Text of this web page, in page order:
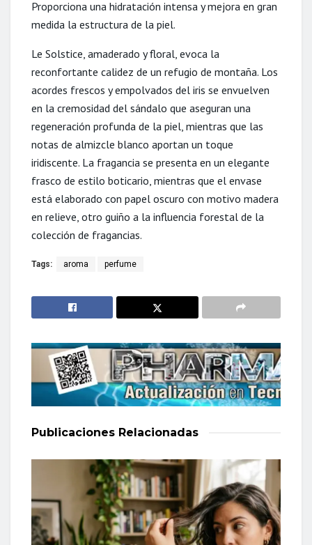
Proporciona una hidratación intensa y mejora en gran
medida la estructura de la piel.
Le Solstice, amaderado y floral, evoca la
reconfortante calidez de un refugio de montaña. Los
acordes frescos y empolvados del iris se envuelven
en la cremosidad del sándalo que aseguran una
regeneración profunda de la piel, mientras que las
notas de almizcle blanco aportan un toque
iridiscente. La fragancia se presenta en un elegante
frasco de estilo boticario, mientras que el envase
está elaborado con papel oscuro con motivo madera
en relieve, otro guiño a la influencia forestal de la
colección de fragancias.
Tags: aroma perfume
Publicaciones Relacionadas